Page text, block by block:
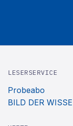
LESERSERVICE
Probeabo
BILD DER